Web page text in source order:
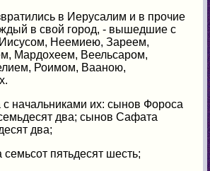
в Иерусалим и в прочие
в свой город, - вышедшие с
Неемиею, Зареем,
Мардохеем, Веельсаром,
Роимом, Вааною,
начальниками их: сынов Фороса
два; сынов Сафата
два;
пятьдесят шесть;